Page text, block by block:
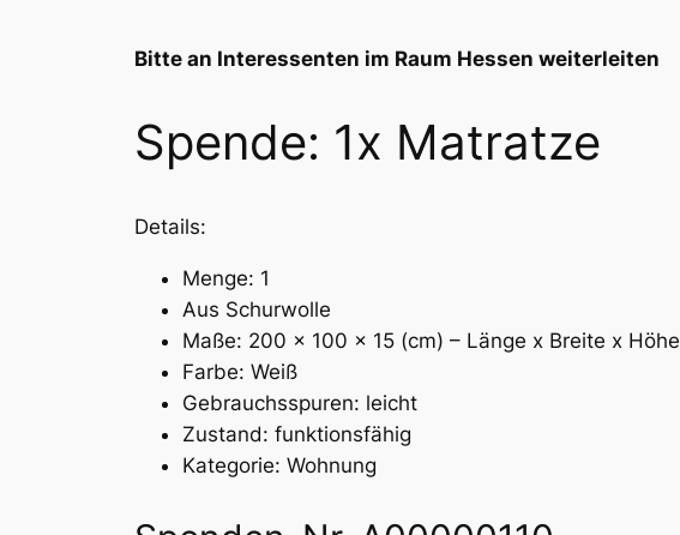
Bitte an Interessenten im Raum Hessen weiterleiten
Spende: 1x Matratze
Details:
Menge: 1
Aus Schurwolle
Maße: 200 x 100 x 15 (cm) – Länge x Breite x Höhe
Farbe: Weiß
Gebrauchsspuren: leicht
Zustand: funktionsfähig
Kategorie: Wohnung